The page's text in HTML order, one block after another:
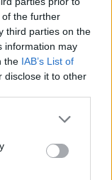
the further
third parties on the
information may
the IAB’s List of
disclose it to other
volt” – így
a kedd esti